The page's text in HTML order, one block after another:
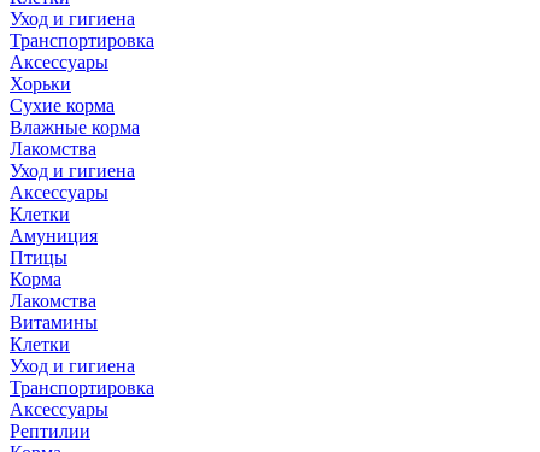
Уход и гигиена
Транспортировка
Аксессуары
Хорьки
Сухие корма
Влажные корма
Лакомства
Уход и гигиена
Аксессуары
Клетки
Амуниция
Птицы
Корма
Лакомства
Витамины
Клетки
Уход и гигиена
Транспортировка
Аксессуары
Рептилии